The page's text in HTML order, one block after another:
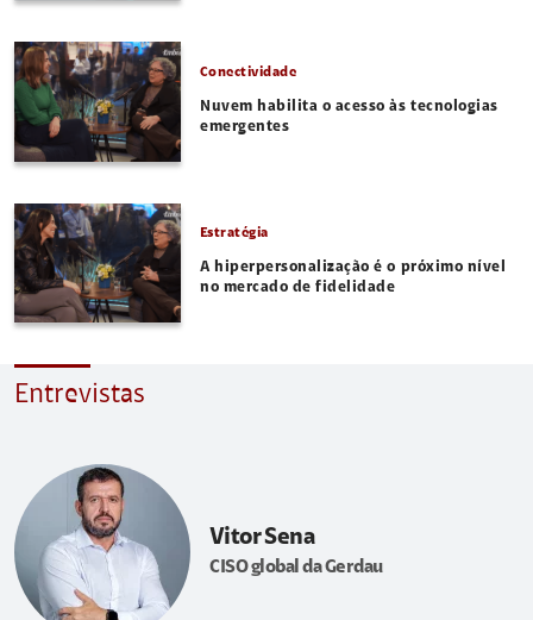
Conectividade
Nuvem habilita o acesso às tecnologias
emergentes
Estratégia
A hiperpersonalização é o próximo nível
no mercado de fidelidade
Entrevistas
Vitor Sena
CISO global da Gerdau